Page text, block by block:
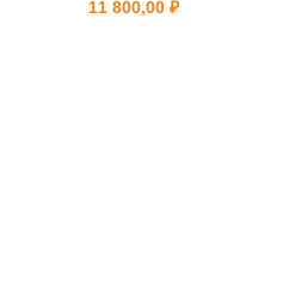
11 800,00 ₽